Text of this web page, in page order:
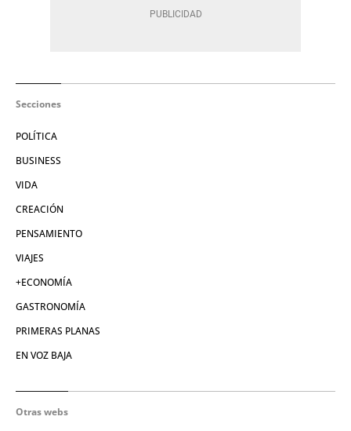
Secciones
POLÍTICA
BUSINESS
VIDA
CREACIÓN
PENSAMIENTO
VIAJES
+ECONOMÍA
GASTRONOMÍA
PRIMERAS PLANAS
EN VOZ BAJA
Otras webs